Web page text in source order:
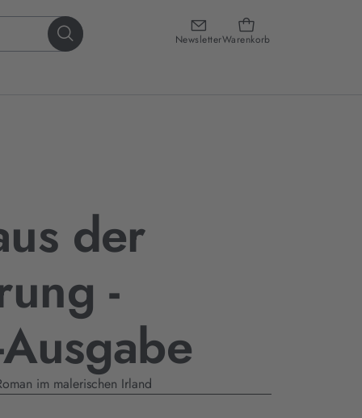
NewsletterWarenkorb
der
-
im malerischen Irland